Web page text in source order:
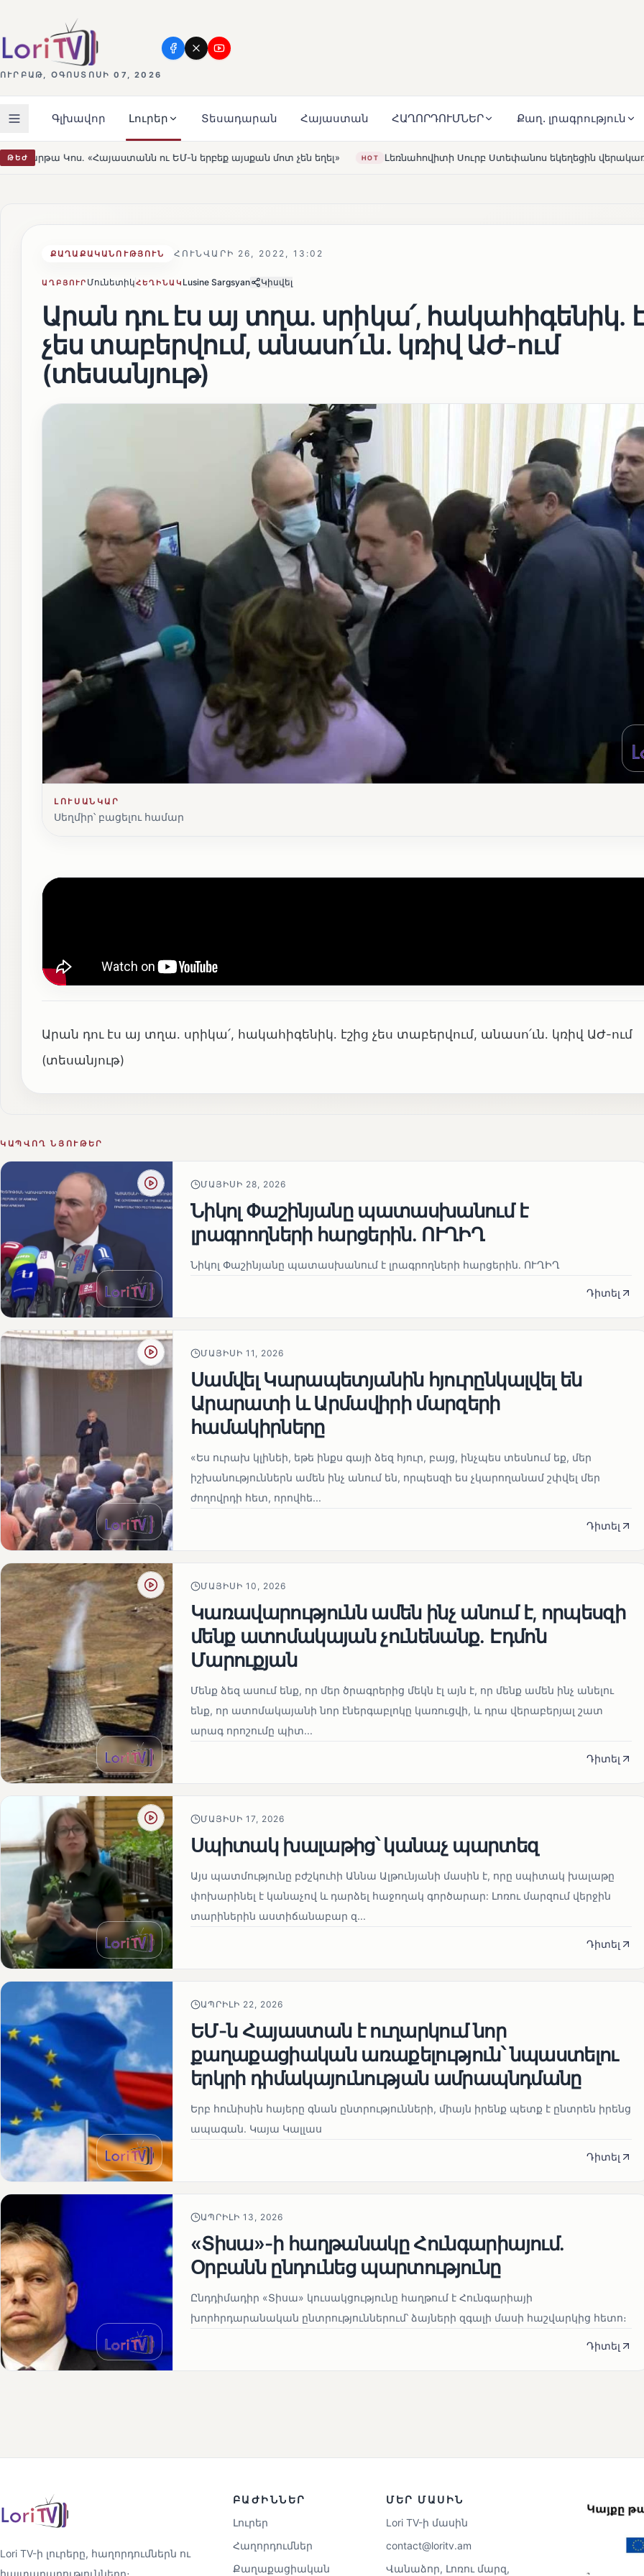
ՈՒՐԲԱԹ, ՕԳՈՍՏՈՍԻ 07, 2026
Գլխավոր Լուրեր Տեսադարան Հայաստան ՀԱՂՈՐԴՈՒՄՆԵՐ Քաղ. լրագրություն
ԹԵԺու ԵՄ-ն երբեք այսքան մոտ չեն եղել» HOT Լեռնահովիտի Սուրբ Ստեփանոս եկեղեցին վերակառուցվել է Կարապետյան
ՔԱՂԱՔԱԿԱՆՈՒԹՅՈՒՆ ՀՈՒՆՎԱՐԻ 26, 2022, 13:02
ԱՂԲՅՈՒՐ ՄունետիկՀԵՂԻՆԱԿ Lusine Sargsyan Կիսվել
Արան դու էս այ տղա․ սրիկա՛, հակահիգենիկ․
չես տաբերվում, անասո՛ւն․ կռիվ ԱԺ-ում
(տեսանյութ)
ԼՈՒՍԱՆԿԱՐ
Սեղմիր՝ բացելու համար
Արան դու էս այ տղա․ սրիկա՛, հակահիգենիկ․ էշից չես տաբերվում, անասո՛ւն․ կռիվ ԱԺ-ում
(տեսանյութ)
ԿԱՊՎՈՂ ՆՅՈՒԹԵՐ
ՄԱՅԻՍԻ 28, 2026
Նիկոլ Փաշինյանը պատասխանում է
լրագրողների հարցերին․ ՈՒՂԻՂ
Նիկոլ Փաշինյանը պատասխանում է լրագրողների հարցերին․ ՈՒՂԻՂ
Դիտել
ՄԱՅԻՍԻ 11, 2026
Սամվել Կարապետյանին հյուրընկալվել են
Արարատի և Արմավիրի մարզերի
համակիրները
«Ես ուրախ կլինեի, եթե ինքս գայի ձեզ հյուր, բայց, ինչպես տեսնում եք, մեր
իշխանություններն ամեն ինչ անում են, որպեսզի ես չկարողանամ շփվել մեր
ժողովրդի հետ, որովհե...
Դիտել
ՄԱՅԻՍԻ 10, 2026
Կառավարությունն ամեն ինչ անում է, որպեսզի
մենք ատոմակայան չունենանք․ Էդմոն
Մարուքյան
Մենք ձեզ ասում ենք, որ մեր ծրագրերից մեկն էլ այն է, որ մենք ամեն ինչ անելու
ենք, որ ատոմակայանի նոր էներգաբլոկը կառուցվի, և դրա վերաբերյալ շատ
արագ որոշումը պիտ...
Դիտել
ՄԱՅԻՍԻ 17, 2026
Սպիտակ խալաթից՝ կանաչ պարտեզ
Այս պատմությունը բժշկուհի Աննա Ալթունյանի մասին է, որը սպիտակ խալաթը
փոխարինել է կանաչով և դարձել հաջողակ գործարար: Լոռու մարզում վերջին
տարիներին աստիճանաբար զ...
Դիտել
ԱՊՐԻԼԻ 22, 2026
ԵՄ-ն Հայաստան է ուղարկում նոր
քաղաքացիական առաքելություն՝ նպաստելու
երկրի դիմակայունության ամրապնդմանը
Երբ հունիսին հայերը գնան ընտրությունների, միայն իրենք պետք է ընտրեն իրենց
ապագան. Կայա Կալլաս
Դիտել
ԱՊՐԻԼԻ 13, 2026
«Տիսա»-ի հաղթանակը Հունգարիայում․
Օրբանն ընդունեց պարտությունը
Ընդդիմադիր «Տիսա» կուսակցությունը հաղթում է Հունգարիայի
խորհրդարանական ընտրություններում՝ ձայների զգալի մասի հաշվարկից հետո։
Դիտել
Lori TV-ի լուրերը, հաղորդումներն ու
հայտարարությունները։
ԲԱԺԻՆՆԵՐ
Լուրեր
Հաղորդումներ
Քաղաքացիական
ՄԵՐ ՄԱՍԻՆ
Lori TV-ի մասին
contact@loritv.am
Վանաձոր, Լոռու մարզ,